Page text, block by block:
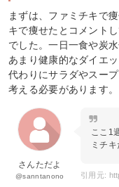
まずは、ファミチキで
キで痩せたとコメント
でした。一日一食や炭
あまり健康的なダイエ
代わりにサラダやスー
考える必要があります。
さんただよ
@sanntanono
ここ1
ミチ